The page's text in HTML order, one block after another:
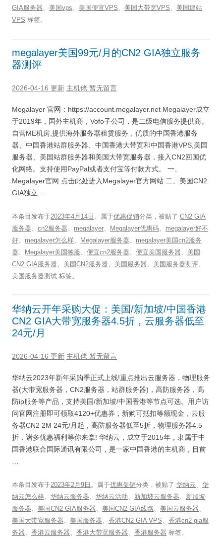
GIA服务器、 美国vps、 美国便宜VPS、 美国大带宽VPS、 美国建站
VPS 标签。
megalayer美国99元/月的CN2 GIA独立服务
器测评
2026-04-16 更新 主机佬 暂无留言
Megalayer 官网：https://account.megalayer.net Megalayer成立
于2019年，国外主机商，Vofo子公司，是二级电信服务提供商。
自营ME机房,提供海外服务器租赁服务，优质的中国香港服务
器、中国香港站群服务器、中国香港大带宽和中国香港VPS,美国
服务器、美国站群服务器和美国大带宽服务器，接入CN2回国优
化网络。支持使用PayPal或者支付宝等付款方式。 一、
Megalayer官网 点击此处进入Megalayer官方网站 二、美国CN2
GIA独立 …
本条目发布于2023年4月14日 。属于优惠促销分类，被贴了 CN2 GIA
服务器、 cn2服务器、 megalayer、 Megalayer优惠码、 megalayer好不
好、 megalayer怎么样、 Megalayer服务器、 megalayer美国cn2服务
器、 Megalayer美国独服、 便宜cn2服务器、 便宜美国服务器、 美国
CN2 GIA服务器、 美国CN2服务器、 美国服务器、 美国服务器测评、
美国服务器测试 标签。
华纳云开年采购大促：美国/新加坡/中国香港
CN2 GIA大带宽服务器4.5折，云服务器低至
24元/月
2026-04-16 更新 主机佬 暂无留言
华纳云2023年新年采购季正式上线!重点推出云服务器，物理服务
器(大带宽服务器，CN2服务器，站群服务器)，高防服务器，高
防ip服务等产品，支持美国/新加坡/中国香港等节点可选。用户访
问官网注册即可领取4120+优惠券，新购可抵扣等额现金，云服
务器CN2 2M 24元/月起，高防服务器低至5折，物理服务器4.5
折，诸多优惠福利等你来拿! 华纳云，成立于2015年，隶属于中
国香港联合国际通讯有限公司，是一家中国香港的主机商，目前
本条目发布于2023年2月9日 。属于优惠促销分类，被贴了 华纳云、 华
纳云怎么样、 华纳云服务器、 华纳云活动、 新加坡云服务器、 新加坡
服务器、 美国CN2 GIA服务器、 美国CN2 GIA线路、 美国云服务器、
美国大带宽服务器、 美国服务器、 香港CN2 GIA VPS、 香港cn2 gia服
务器、 香港云服务器、 香港大带宽服务器、 香港服务器 标签。